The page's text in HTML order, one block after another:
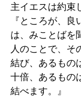
主イエスは約束
『ところが、
は、みことばを
人のことで、そ
結び、あるもの
十倍、あるもの
結べます。』